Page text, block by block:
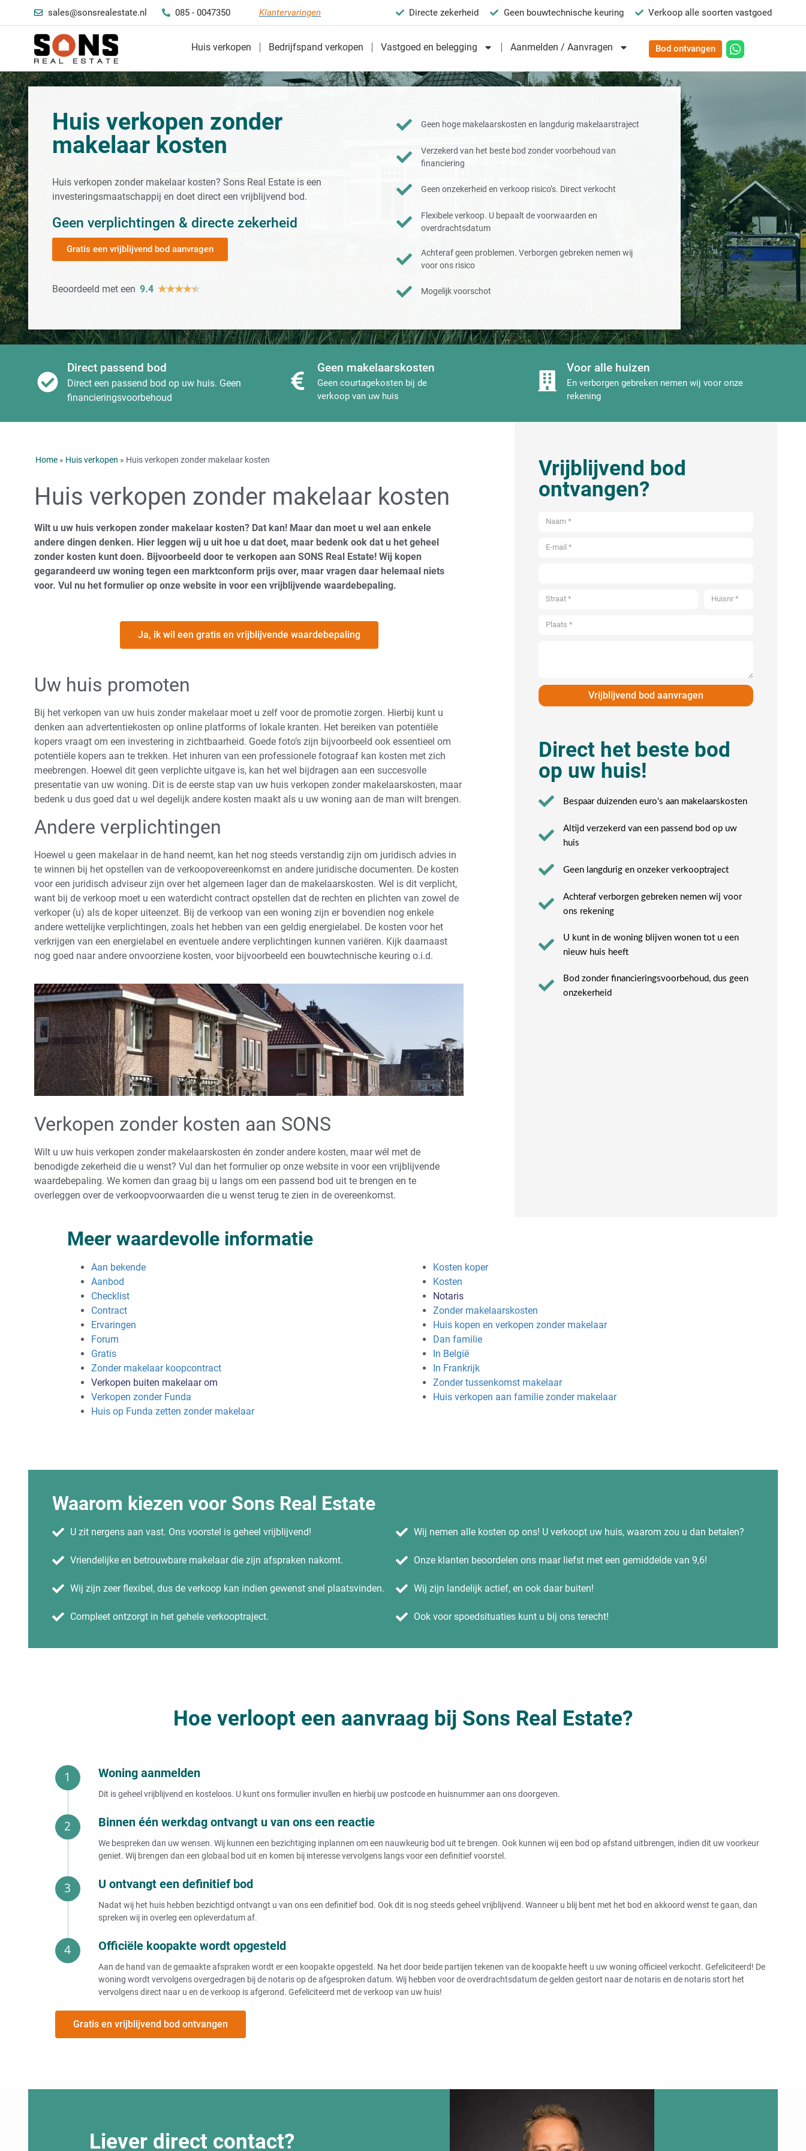
sales@sonsrealestate.nl 085 - 0047350 Klantervaringen Directe zekerheid Geen bouwtechnische keuring Verkoop alle soorten vastgoed
Huis verkopen Bedrijfspand verkopen Vastgoed en belegging Aanmelden / Aanvragen Bod ontvangen
Huis verkopen zonder
makelaar kosten
Huis verkopen zonder makelaar kosten? Sons Real Estate is een
investeringsmaatschappij en doet direct een vrijblijvend bod.
Geen verplichtingen & directe zekerheid
Gratis een vrijblijvend bod aanvragen
Beoordeeld met een 9.4 ★★★★★
Geen hoge makelaarskosten en langdurig makelaarstraject
Verzekerd van het beste bod zonder voorbehoud van
financiering
Geen onzekerheid en verkoop risico’s. Direct verkocht
Flexibele verkoop. U bepaalt de voorwaarden en
overdrachtsdatum
Achteraf geen problemen. Verborgen gebreken nemen wij
voor ons risico
Mogelijk voorschot
Direct passend bod
Direct een passend bod op uw huis. Geen
financieringsvoorbehoud
Geen makelaarskosten
Geen courtagekosten bij de
verkoop van uw huis
Voor alle huizen
En verborgen gebreken nemen wij voor onze
rekening
Home » Huis verkopen » Huis verkopen zonder makelaar kosten
Huis verkopen zonder makelaar kosten
Wilt u uw huis verkopen zonder makelaar kosten? Dat kan! Maar dan moet u wel aan enkele
andere dingen denken. Hier leggen wij u uit hoe u dat doet, maar bedenk ook dat u het geheel
zonder kosten kunt doen. Bijvoorbeeld door te verkopen aan SONS Real Estate! Wij kopen
gegarandeerd uw woning tegen een marktconform prijs over, maar vragen daar helemaal niets
voor. Vul nu het formulier op onze website in voor een vrijblijvende waardebepaling.
Ja, ik wil een gratis en vrijblijvende waardebepaling
Uw huis promoten
Bij het verkopen van uw huis zonder makelaar moet u zelf voor de promotie zorgen. Hierbij kunt u
denken aan advertentiekosten op online platforms of lokale kranten. Het bereiken van potentiële
kopers vraagt om een investering in zichtbaarheid. Goede foto’s zijn bijvoorbeeld ook essentieel om
potentiële kopers aan te trekken. Het inhuren van een professionele fotograaf kan kosten met zich
meebrengen. Hoewel dit geen verplichte uitgave is, kan het wel bijdragen aan een succesvolle
presentatie van uw woning. Dit is de eerste stap van uw huis verkopen zonder makelaarskosten, maar
bedenk u dus goed dat u wel degelijk andere kosten maakt als u uw woning aan de man wilt brengen.
Andere verplichtingen
Hoewel u geen makelaar in de hand neemt, kan het nog steeds verstandig zijn om juridisch advies in
te winnen bij het opstellen van de verkoopovereenkomst en andere juridische documenten. De kosten
voor een juridisch adviseur zijn over het algemeen lager dan de makelaarskosten. Wel is dit verplicht,
want bij de verkoop moet u een waterdicht contract opstellen dat de rechten en plichten van zowel de
verkoper (u) als de koper uiteenzet. Bij de verkoop van een woning zijn er bovendien nog enkele
andere wettelijke verplichtingen, zoals het hebben van een geldig energielabel. De kosten voor het
verkrijgen van een energielabel en eventuele andere verplichtingen kunnen variëren. Kijk daarnaast
nog goed naar andere onvoorziene kosten, voor bijvoorbeeld een bouwtechnische keuring o.i.d.
Verkopen zonder kosten aan SONS
Wilt u uw huis verkopen zonder makelaarskosten én zonder andere kosten, maar wél met de
benodigde zekerheid die u wenst? Vul dan het formulier op onze website in voor een vrijblijvende
waardebepaling. We komen dan graag bij u langs om een passend bod uit te brengen en te
overleggen over de verkoopvoorwaarden die u wenst terug te zien in de overeenkomst.
Vrijblijvend bod
ontvangen?
Vrijblijvend bod aanvragen
Direct het beste bod
op uw huis!
Bespaar duizenden euro's aan makelaarskosten
Altijd verzekerd van een passend bod op uw
huis
Geen langdurig en onzeker verkooptraject
Achteraf verborgen gebreken nemen wij voor
ons rekening​
U kunt in de woning blijven wonen tot u een
nieuw huis heeft​
Bod zonder financieringsvoorbehoud, dus geen
onzekerheid​
Meer waardevolle informatie
Aan bekende
Aanbod
Checklist
Contract
Ervaringen
Forum
Gratis
Zonder makelaar koopcontract
Verkopen buiten makelaar om
Verkopen zonder Funda
Huis op Funda zetten zonder makelaar
Kosten koper
Kosten
Notaris
Zonder makelaarskosten
Huis kopen en verkopen zonder makelaar
Dan familie
In België
In Frankrijk
Zonder tussenkomst makelaar
Huis verkopen aan familie zonder makelaar
Waarom kiezen voor Sons Real Estate
U zit nergens aan vast. Ons voorstel is geheel vrijblijvend!
Vriendelijke en betrouwbare makelaar die zijn afspraken nakomt.
Wij zijn zeer flexibel, dus de verkoop kan indien gewenst snel plaatsvinden.
Compleet ontzorgt in het gehele verkooptraject.
Wij nemen alle kosten op ons! U verkoopt uw huis, waarom zou u dan betalen?
Onze klanten beoordelen ons maar liefst met een gemiddelde van 9,6!
Wij zijn landelijk actief, en ook daar buiten!
Ook voor spoedsituaties kunt u bij ons terecht!
Hoe verloopt een aanvraag bij Sons Real Estate?
Woning aanmelden
Dit is geheel vrijblijvend en kosteloos. U kunt ons formulier invullen en hierbij uw postcode en huisnummer aan ons doorgeven.
Binnen één werkdag ontvangt u van ons een reactie
We bespreken dan uw wensen. Wij kunnen een bezichtiging inplannen om een nauwkeurig bod uit te brengen. Ook kunnen wij een bod op afstand uitbrengen, indien dit uw voorkeur
geniet. Wij brengen dan een globaal bod uit en komen bij interesse vervolgens langs voor een definitief voorstel.
U ontvangt een definitief bod
Nadat wij het huis hebben bezichtigd ontvangt u van ons een definitief bod. Ook dit is nog steeds geheel vrijblijvend. Wanneer u blij bent met het bod en akkoord wenst te gaan, dan
spreken wij in overleg een opleverdatum af.
Officiële koopakte wordt opgesteld
Aan de hand van de gemaakte afspraken wordt er een koopakte opgesteld. Na het door beide partijen tekenen van de koopakte heeft u uw woning officieel verkocht. Gefeliciteerd! De
woning wordt vervolgens overgedragen bij de notaris op de afgesproken datum. Wij hebben voor de overdrachtsdatum de gelden gestort naar de notaris en de notaris stort het
vervolgens direct naar u en de verkoop is afgerond. Gefeliciteerd met de verkoop van uw huis!
Gratis en vrijblijvend bod ontvangen
Liever direct contact?